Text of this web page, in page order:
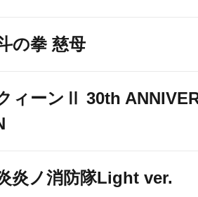
の拳 慈母
ィーンⅡ 30th
炎ノ消防隊Light ver.